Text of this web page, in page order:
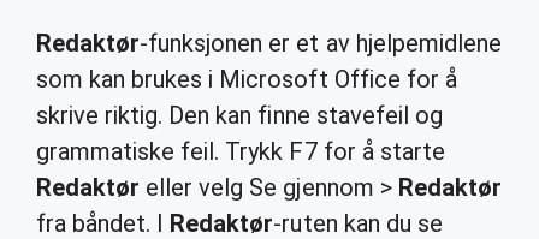
Redaktør-funksjonen er et av hjelpemidlene
som kan brukes i Microsoft Office for å
skrive riktig. Den kan finne stavefeil og
grammatiske feil. Trykk F7 for å starte
Redaktør eller velg Se gjennom > Redaktør
fra båndet. I Redaktør-ruten kan du se